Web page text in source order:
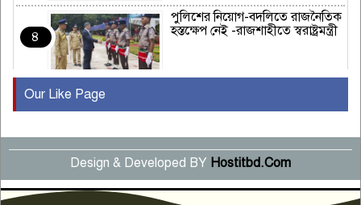
৪
পুলিশের নিয়োগ-বদলিতে রাজনৈতিক
হস্তক্ষেপ নেই -রাজশাহীতে স্বরাষ্ট্রমন্ত্রী
৫
বছর পূর্তি উদযাপন
৬
সংবাদ সম্মেলনে অভিযোগ অস্বীকার
উদ্দেশ্য প্রণোদিত সংবাদ প্রকাশের
প্রতিবাদ নাজির হাসানের
Our Like Page
Design & Developed BY Hostitbd.Com